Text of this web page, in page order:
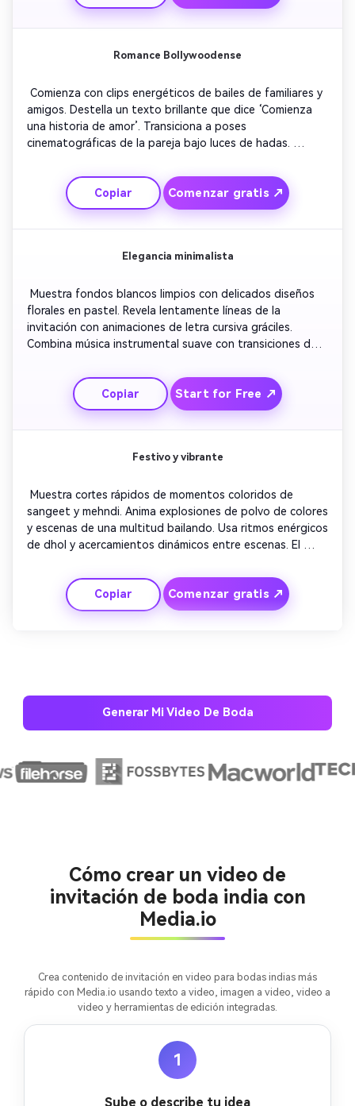
Romance Bollywoodense
Comienza con clips energéticos de bailes de familiares y
amigos. Destella un texto brillante que dice ‘Comienza
una historia de amor’. Transiciona a poses
cinematográficas de la pareja bajo luces de hadas.
tipografía audaz presentando los nombres de la pareja y
la fecha de la boda sobre fuegos artificiales en forma de
corazón.
Copiar Comenzar gratis ↗
Elegancia minimalista
Muestra fondos blancos limpios con delicados diseños
florales en pastel. Revela lentamente líneas de la
invitación con animaciones de letra cursiva gráciles.
Combina música instrumental suave con transiciones de
transmitir sofisticación. Concluye con un fundido cálido
mostrando detalles de RSVP.
Copiar Start for Free ↗
Festivo y vibrante
Muestra cortes rápidos de momentos coloridos de
sangeet y mehndi. Anima explosiones de polvo de colores
y escenas de una multitud bailando. Usa ritmos enérgicos
de dhol y acercamientos dinámicos entre escenas. El
Finaliza con vítores de alegría y un subtítulo que diga
Copiar Comenzar gratis ↗
Generar Mi Video De Boda
Cómo crear un video de
invitación de boda india con
Media.io
Crea contenido de invitación en video para bodas indias más
rápido con Media.io usando texto a video, imagen a video, video a
video y herramientas de edición integradas.
1
Sube o describe tu idea
Crea imágenes IA
ilimitadas. 100 %
Empieza Gratis→